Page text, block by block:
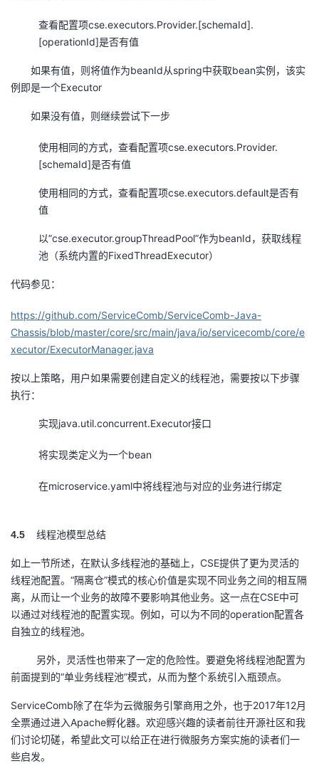
查看配置项cse.executors.Provider.[schemaId].
[operationId]是否有值
如果有值，则将值作为beanId从spring中获取bean实例，该实
例即是一个Executor
如果没有值，则继续尝试下一步
使用相同的方式，查看配置项cse.executors.Provider.
[schemaId]是否有值
使用相同的方式，查看配置项cse.executors.default是否有
值
以”cse.executor.groupThreadPool”作为beanId，获取线程
池（系统内置的FixedThreadExecutor）
代码参见：
https://github.com/ServiceComb/ServiceComb-Java-
Chassis/blob/master/core/src/main/java/io/servicecomb/core/e
xecutor/ExecutorManager.java
按以上策略，用户如果需要创建自定义的线程池，需要按以下步骤
执行：
实现java.util.concurrent.Executor接口
将实现类定义为一个bean
在microservice.yaml中将线程池与对应的业务进行绑定
4.5 线程池模型总结
如上一节所述，在默认多线程池的基础上，CSE提供了更为灵活的
线程池配置。“隔离仓”模式的核心价值是实现不同业务之间的相互隔
离，从而让一个业务的故障不要影响其他业务。这一点在CSE中可
以通过对线程池的配置实现。例如，可以为不同的operation配置各
自独立的线程池。
另外，灵活性也带来了一定的危险性。要避免将线程池配置为
前面提到的“单业务线程池”模式，从而为整个系统引入瓶颈点。
ServiceComb除了在华为云微服务引擎商用之外，也于2017年12月
全票通过进入Apache孵化器。欢迎感兴趣的读者前往开源社区和我
们讨论切磋，希望此文可以给正在进行微服务方案实施的读者们一
些启发。